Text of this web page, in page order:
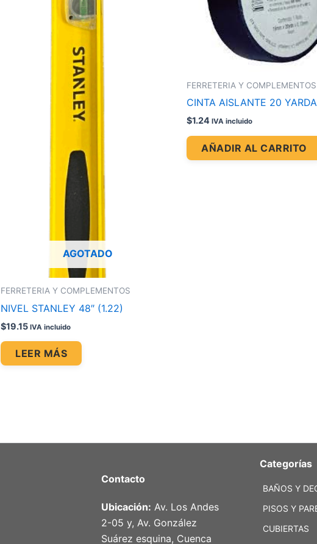
AGOTADO
FERRETERIA Y COMPLEMENTOS
NIVEL STANLEY 48″ (1.22)
$19.15 IVA incluido
LEER MÁS
FERRETERIA Y COMPLEMENTOS
CINTA AISLANTE 20
$1.24 IVA incluido
AÑADIR AL CARRITO
Contacto
Ubicación: Av. Los Andes
2-05 y, Av. González
Suárez esquina, Cuenca
Categorías
BAÑOS Y
PISOS Y
CUBIERTAS